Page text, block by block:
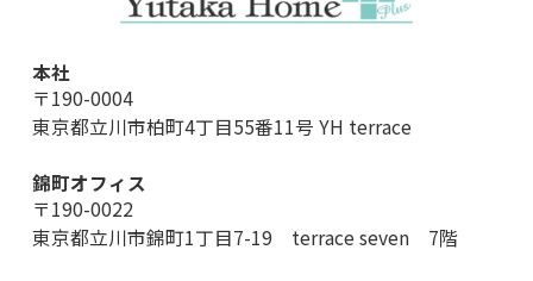
本社
〒190-0004
東京都立川市柏町4丁目55番11号 YH terrace
錦町オフィス
〒190-0022
東京都立川市錦町1丁目7-19 terrace seven 7階